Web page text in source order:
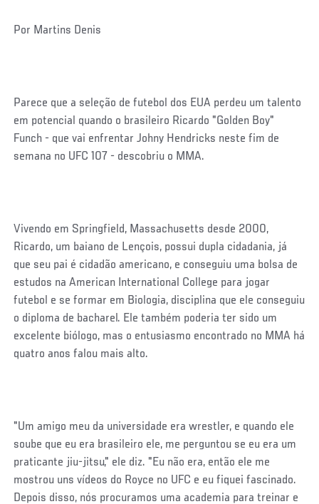
Por Martins Denis
Parece que a seleção de futebol dos EUA perdeu um talento
em potencial quando o brasileiro Ricardo "Golden Boy"
Funch - que vai enfrentar Johny Hendricks neste fim de
semana no UFC 107 - descobriu o MMA.
Vivendo em Springfield, Massachusetts desde 2000,
Ricardo, um baiano de Lençois, possui dupla cidadania, já
que seu pai é cidadão americano, e conseguiu uma bolsa de
estudos na American International College para jogar
futebol e se formar em Biologia, disciplina que ele conseguiu
o diploma de bacharel. Ele também poderia ter sido um
excelente biólogo, mas o entusiasmo encontrado no MMA há
quatro anos falou mais alto.
"Um amigo meu da universidade era wrestler, e quando ele
soube que eu era brasileiro ele, me perguntou se eu era um
praticante jiu-jitsu," ele diz. "Eu não era, então ele me
mostrou uns vídeos do Royce no UFC e eu fiquei fascinado.
Depois disso, nós procuramos uma academia para treinar e